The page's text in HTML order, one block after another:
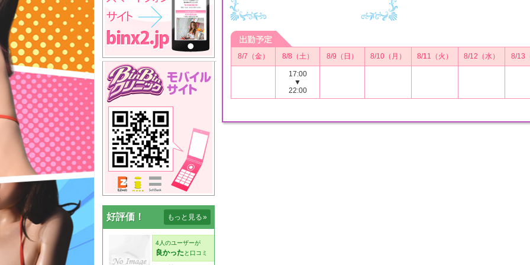
好評価！ もっと見る»
8/7（金） 8/8（土） 8/9（日） 8/10（月） 8/11（火） 8/12（水） 8/13
17:00
▼
22:00